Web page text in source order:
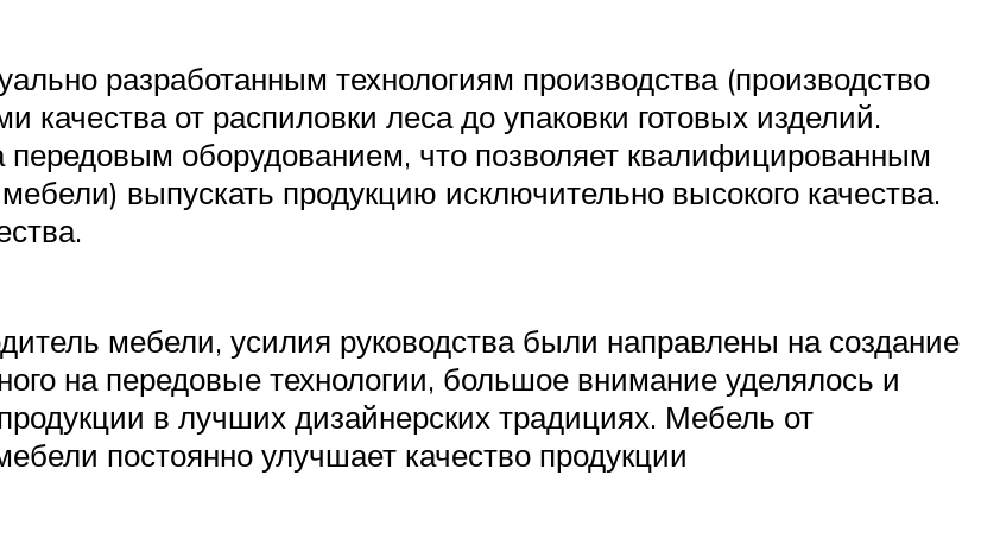
разработанным технологиям производства (производство
качества от распиловки леса до упаковки готовых изделий.
оборудованием, что позволяет квалифицированным
выпускать продукцию исключительно высокого качества.
мебели, усилия руководства были направлены на создание
на передовые технологии, большое внимание уделялось и
в лучших дизайнерских традициях. Мебель от
постоянно улучшает качество продукции